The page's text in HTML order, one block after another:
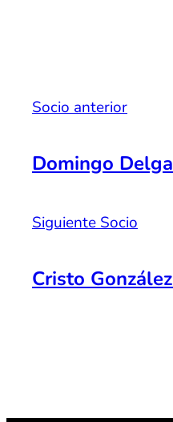
Socio anterior
Domingo
Siguiente Socio
Cristo